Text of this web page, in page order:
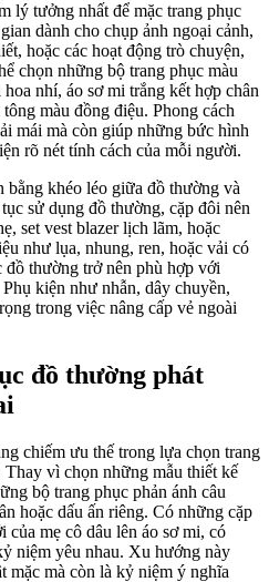
lý tưởng nhất để mặc trang phục
dành cho chụp ảnh ngoại cảnh,
hoặc các hoạt động trò chuyện,
chọn những bộ trang phục màu
nhí, áo sơ mi trắng kết hợp chân
màu đồng điệu. Phong cách
mái mà còn giúp những bức hình
rõ nét tính cách của mỗi người.
khéo léo giữa đồ thường và
sử dụng đồ thường, cặp đôi nên
set vest blazer lịch lãm, hoặc
như lụa, nhung, ren, hoặc vải có
đồ thường trở nên phù hợp với
kiện như nhẫn, dây chuyền,
trong việc nâng cấp vẻ ngoài
đồ thường phát
chiếm ưu thế trong lựa chọn trang
vì chọn những mẫu thiết kế
bộ trang phục phản ánh câu
hoặc dấu ấn riêng. Có những cặp
mẹ cô dâu lên áo sơ mi, có
niệm yêu nhau. Xu hướng này
mặc mà còn là kỷ niệm ý nghĩa